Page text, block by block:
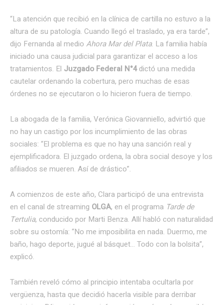
“La atención que recibió en la clínica de cartilla no estuvo a la
altura de su patología. Cuando llegó el traslado, ya era tarde”,
dijo Fernanda al medio Ahora Mar del Plata. La familia había
iniciado una causa judicial para garantizar el acceso a los
tratamientos. El Juzgado Federal N°4dictó una medida
cautelar ordenando la cobertura, pero muchas de esas
órdenes no se ejecutaron o lo hicieron fuera de tiempo.
La abogada de la familia, Verónica Giovanniello, advirtió que
no hay un castigo por los incumplimiento de las obras
sociales: “El problema es que no hay una sanción real y
ejemplificadora. El juzgado ordena, la obra social desoye y los
afiliados se mueren. Así de drástico”.
A comienzos de este año, Clara participó de una entrevista
en el canal de streaming OLGA, en el programa Tarde de
Tertulia, conducido por Marti Benza. Allí habló con naturalidad
sobre su ostomía: “No me imposibilita en nada. Duermo, me
baño, hago deporte, jugué al básquet… Todo con la bolsita”,
explicó.
También reveló cómo al principio intentaba ocultarla por
vergüenza, hasta que decidió hacerla visible para derribar